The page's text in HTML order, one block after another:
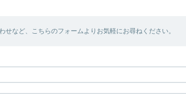
せなど、こちらのフォームよりお気軽にお尋ねください。